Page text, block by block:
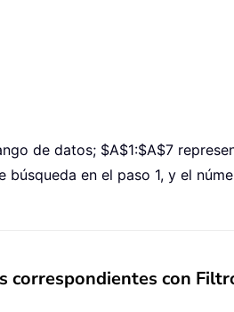
de datos; $A$1:$A$7
en el paso 1, y el
correspondientes con